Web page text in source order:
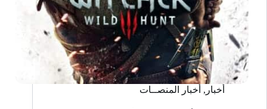
أخبار , أخبار المنصــات